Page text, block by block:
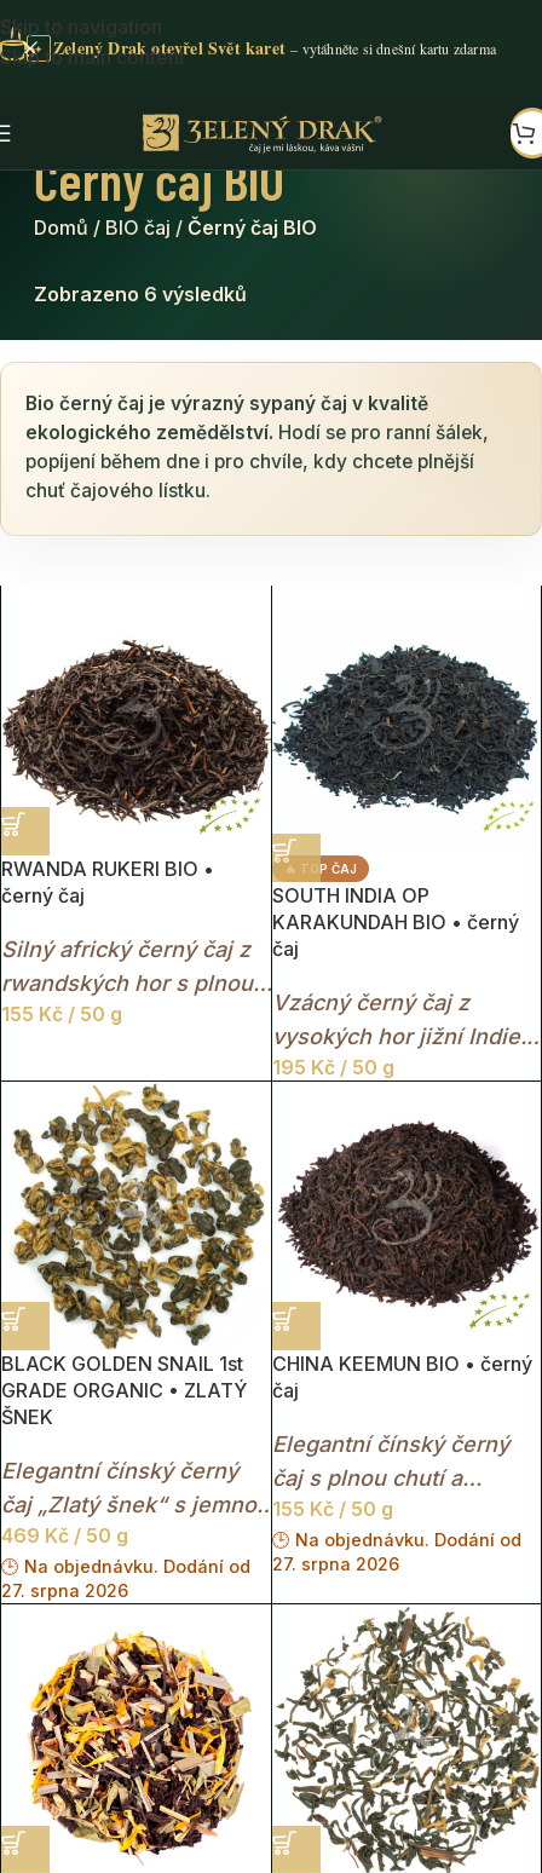
Skip to navigation
Skip to main content
✦ Zelený Drak otevřel Svět karet
Černý čaj BIO
Domů / BIO čaj /Černý čaj BIO
Zobrazeno 6 výsledků
Bio černý čaj je výrazný sypaný čaj v kvalitě
ekologického zemědělství. Hodí se pro ranní šálek,
popíjení během dne i pro chvíle, kdy chcete plnější
chuť čajového lístku.
RWANDA RUKERI BIO •
černý čaj
Silný africký černý čaj z
rwandských hor s plnou
sladovou chutí a jemnými
BIO kvalita z oblasti, kde
čaj roste mezi
vulkanickými kopci a
mlžnými lesy.
155 Kč / 50 g
🔥 TOP ČAJ
SOUTH INDIA OP
KARAKUNDAH BIO • černý
čaj
Vzácný černý čaj z
vysokých hor jižní Indie.
BIO čaj z plantáže
ovocným aroma a
krásným červeno-zlatým
nálevem.
195 Kč/ 50 g
BLACK GOLDEN SNAIL 1st
GRADE ORGANIC • ZLATÝ
ŠNEK
Elegantní čínský černý
čaj „Zlatý šnek“ s jemnou
oříškovou chutí,
květinovým aroma a
krásně jantarovým
nálevem.
469 Kč / 50 g
🕒 Na objednávku. Dodání od
27. srpna 2026
CHINA KEEMUN BIO • černý
čaj
Elegantní čínský černý
čaj s plnou chutí a
jemnými ovocnými tóny.
155 Kč/ 50 g
🕒 Na objednávku. Dodání od
27. srpna 2026